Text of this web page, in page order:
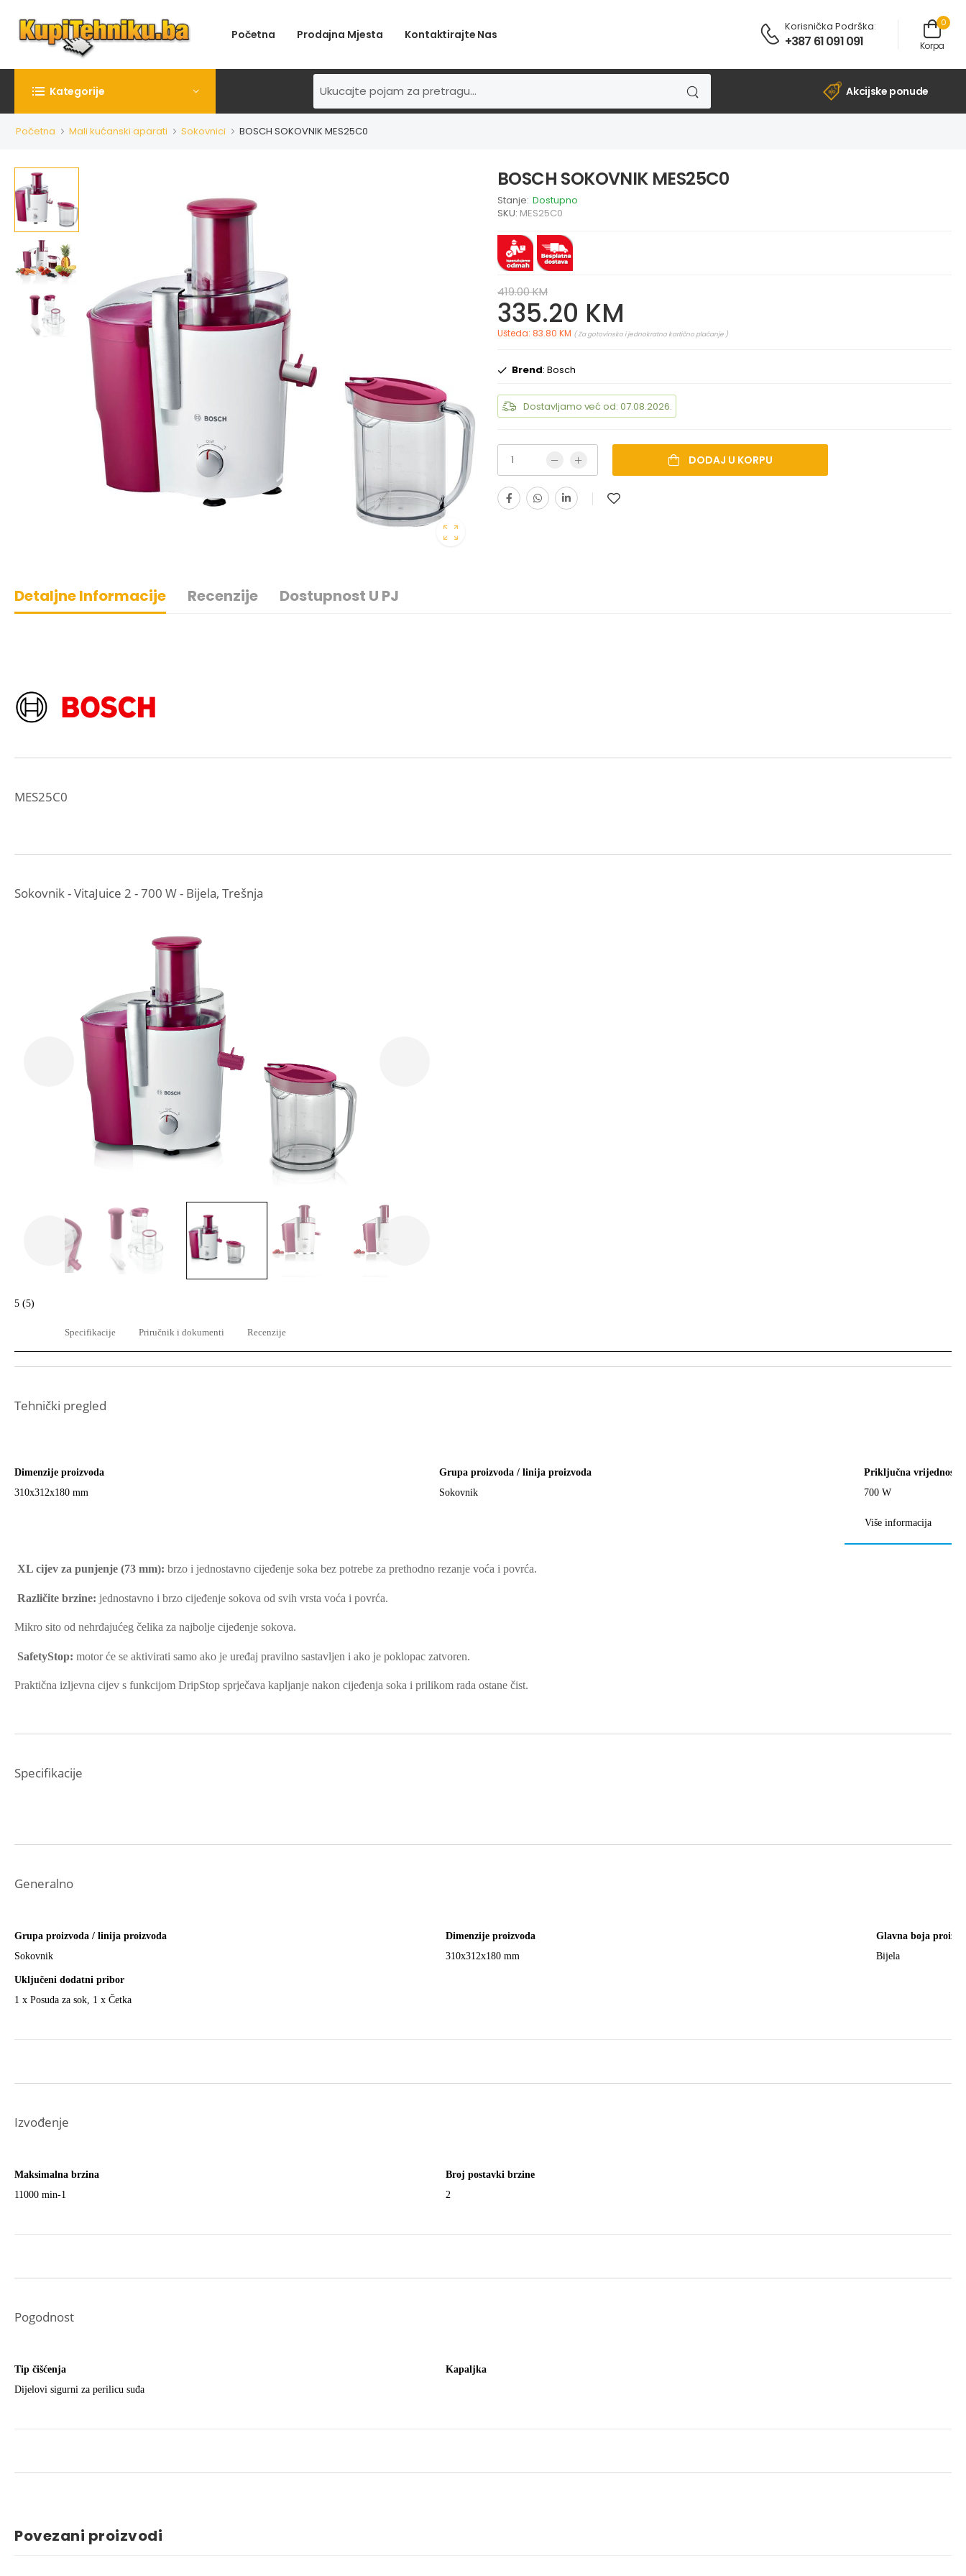
Početna Prodajna Mjesta Kontaktirajte Nas
Korisnička Podrška:
+387 61 091 091
0
Korpa
Kategorije Akcijske ponude
Početna Mali kućanski aparati Sokovnici BOSCH SOKOVNIK MES25C0
BOSCH SOKOVNIK MES25C0
Stanje: Dostupno
SKU: MES25C0
419.00 KM
335.20 KM
Ušteda: 83.80 KM ( Za gotovinsko i jednokratno kartično plaćanje )
Brend: Bosch
Dostavljamo već od: 07.08.2026.
DODAJ U KORPU
Detaljne Informacije Recenzije Dostupnost U PJ
MES25C0
Sokovnik - VitaJuice 2 - 700 W - Bijela, Trešnja
5 (5)
Specifikacije Priručnik i dokumenti Recenzije
Tehnički pregled
Dimenzije proizvoda
310x312x180 mm
Grupa proizvoda / linija proizvoda
Sokovnik
Priključna vrijednost
700 W
Više informacija
XL cijev za punjenje (73 mm): brzo i jednostavno cijeđenje soka bez potrebe za prethodno rezanje voća i povrća.
Različite brzine: jednostavno i brzo cijeđenje sokova od svih vrsta voća i povrća.
Mikro sito od nehrđajućeg čelika za najbolje cijeđenje sokova.
SafetyStop: motor će se aktivirati samo ako je uređaj pravilno sastavljen i ako je poklopac zatvoren.
Praktična izljevna cijev s funkcijom DripStop sprječava kapljanje nakon cijeđenja soka i prilikom rada ostane čist.
Specifikacije
Generalno
Grupa proizvoda / linija proizvoda
Sokovnik
Dimenzije proizvoda
310x312x180 mm
Glavna boja
Bijela
Uključeni dodatni pribor
1 x Posuda za sok, 1 x Četka
Izvođenje
Maksimalna brzina
11000 min-1
Broj postavki brzine
2
Pogodnost
Tip čišćenja
Dijelovi sigurni za perilicu suđa
Kapaljka
Povezani proizvodi